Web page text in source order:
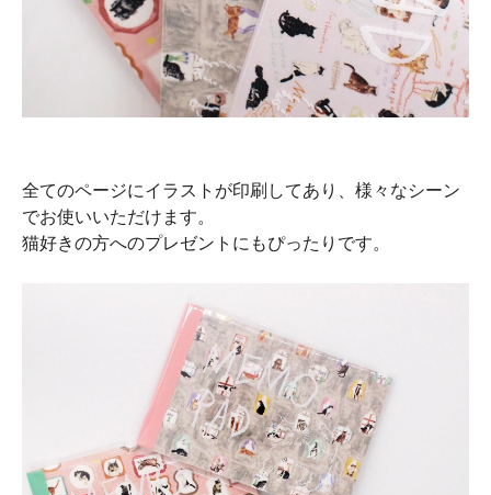
全てのページにイラストが印刷してあり、様々なシーン
でお使いいただけます。
猫好きの方へのプレゼントにもぴったりです。